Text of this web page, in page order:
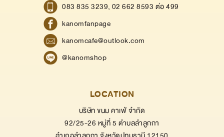
083 835 3239, 02 662 8593 ต่อ 499
kanomfanpage
kanomcafe@outlook.com
@kanomshop
LOCATION
บริษัท ขนม คาเฟ่ จำกัด
92/25-26 หมู่ที่ 5 ตำบลลำลูกกา